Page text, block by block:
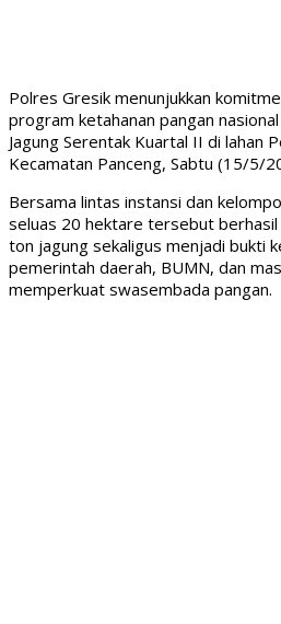
Polres Gresik menunjukkan
program ketahanan pangan
Jagung Serentak Kuartal II di lahan
Kecamatan Panceng, Sabtu (15/5/
Bersama lintas instansi dan
seluas 20 hektare tersebut
ton jagung sekaligus menjadi bukti
pemerintah daerah, BUMN, dan
memperkuat swasembada pangan.